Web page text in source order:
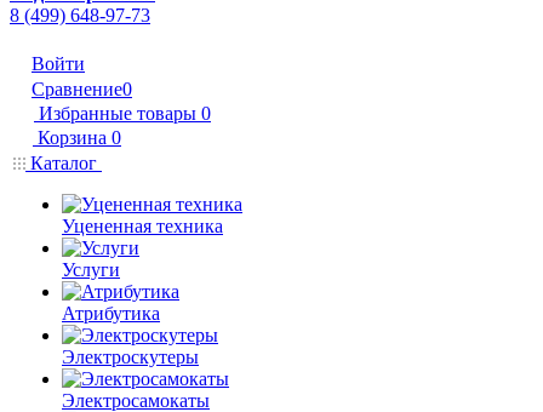
8 (499) 648-97-73
Войти
Сравнение0
Избранные товары 0
Корзина 0
Каталог
Уцененная техника
Услуги
Атрибутика
Электроскутеры
Электросамокаты